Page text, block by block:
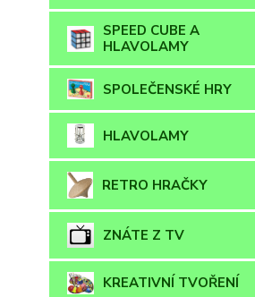
SPEED CUBE A
HLAVOLAMY
SPOLEČENSKÉ HRY
HLAVOLAMY
RETRO HRAČKY
ZNÁTE Z TV
KREATIVNÍ TVOŘENÍ